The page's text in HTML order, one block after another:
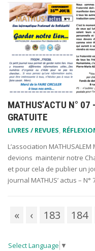
MATHUS’ACTU N° 07
GRATUITE
LIVRES / REVUES,
L’association
devions maintenir notre
et pour cela de publier un
journal MATHUS’ actus –
« ‹ 183 184
Select Language ▼